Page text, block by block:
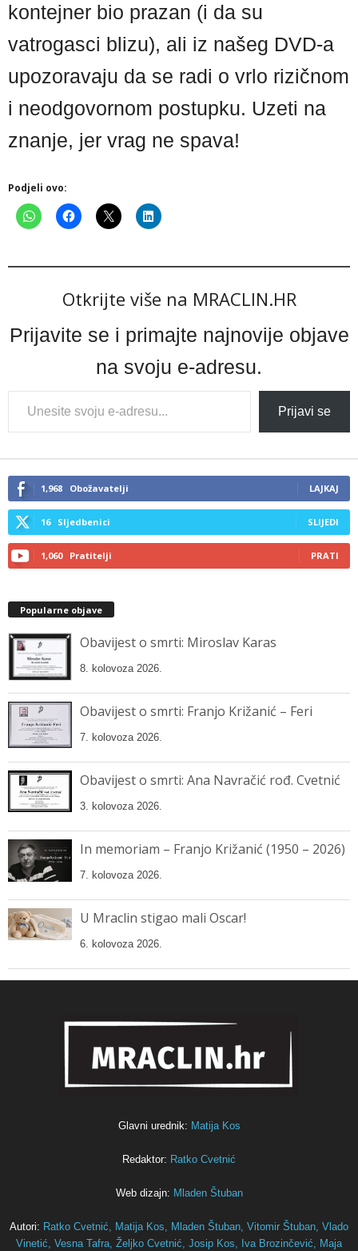
kontejner bio prazan (i da su
vatrogasci blizu), ali iz našeg DVD-a
upozoravaju da se radi o vrlo rizičnom
i neodgovornom postupku. Uzeti na
znanje, jer vrag ne spava!
Podjeli ovo:
Otkrijte više na MRACLIN.HR
Prijavite se i primajte najnovije objave
na svoju e-adresu.
Type
your
email…
Prijavi se
1,968 Obožavatelji LAJKAJ
16 Sljedbenici SLIJEDI
1,060 Pratitelji PRATI
Popularne objave
Obavijest o smrti: Miroslav Karas
8. kolovoza 2026.
Obavijest o smrti: Franjo Križanić – Feri
7. kolovoza 2026.
Obavijest o smrti: Ana Navračić rođ. Cvetnić
3. kolovoza 2026.
In memoriam – Franjo Križanić (1950 – 2026)
7. kolovoza 2026.
U Mraclin stigao mali Oscar!
6. kolovoza 2026.
Glavni urednik: Matija Kos
Redaktor: Ratko Cvetnić
Web dizajn: Mladen Štuban
Autori: Ratko Cvetnić, Matija Kos, Mladen Štuban, Vitomir Štuban, Vlado
Vinetić, Vesna Tafra, Željko Cvetnić, Josip Kos, Iva Brozinčević, Maja